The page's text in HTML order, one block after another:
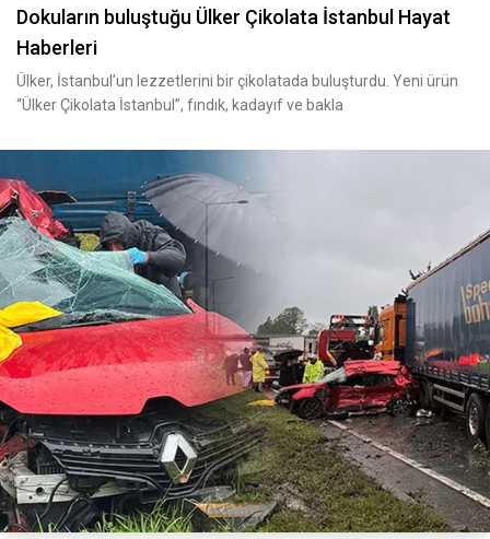
Dokuların buluştuğu Ülker Çikolata İstanbul Hayat
Haberleri
Ülker, İstanbul’un lezzetlerini bir çikolatada buluşturdu. Yeni ürün
“Ülker Çikolata İstanbul”, fındık, kadayıf ve bakla